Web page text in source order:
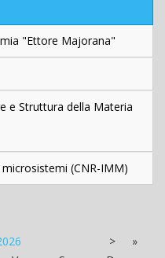
"Ettore Majorana"
e Struttura della Materia
(CNR-IMM)
>
»